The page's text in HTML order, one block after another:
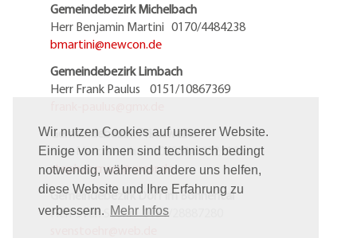
Wir nutzen Cookies auf unserer Website.
Einige von ihnen sind technisch bedingt
notwendig, während andere uns helfen,
diese Website und Ihre Erfahrung zu
verbessern. Mehr Infos
Gemeindebezirk Michelbach
Herr Benjamin Martini 0170/4484238
bmartini@newcon.de
Gemeindebezirk Limbach
Herr Frank Paulus 0151/10867369
Gemeindebezirk Primsweiler
Herr Marc Stephan 06881/5952119
stephan.marc@arcor.de
Gemeindebezirk Dorf im Bohnental
Herr Sven Stöhr 0151/28887280